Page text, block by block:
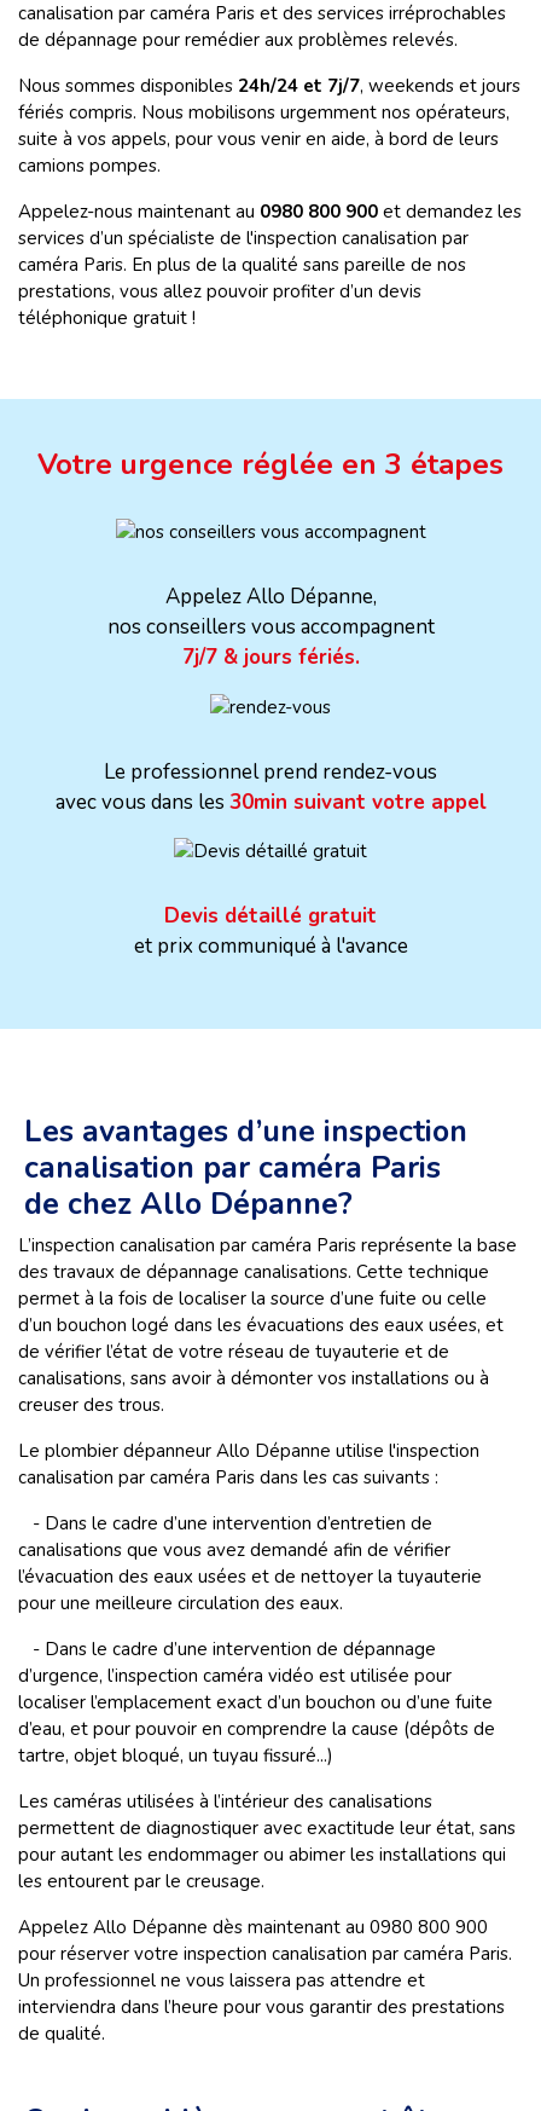
canalisation par caméra Paris et des services irréprochables
de dépannage pour remédier aux problèmes relevés.
Nous sommes disponibles 24h/24 et 7j/7, weekends et jours
fériés compris. Nous mobilisons urgemment nos opérateurs,
suite à vos appels, pour vous venir en aide, à bord de leurs
camions pompes.
Appelez-nous maintenant au 0980 800 900 et demandez les
services d’un spécialiste de l'inspection canalisation par
caméra Paris. En plus de la qualité sans pareille de nos
prestations, vous allez pouvoir profiter d’un devis
téléphonique gratuit !
Votre urgence réglée en 3 étapes
Appelez Allo Dépanne,
nos conseillers vous accompagnent
7j/7 & jours fériés.
Le professionnel prend rendez-vous
avec vous dans les 30min suivant votre appel
Devis détaillé gratuit
et prix communiqué à l'avance
Les avantages d’une inspection
canalisation par caméra Paris
de chez Allo Dépanne?
L’inspection canalisation par caméra Paris représente la base
des travaux de dépannage canalisations. Cette technique
permet à la fois de localiser la source d’une fuite ou celle
d’un bouchon logé dans les évacuations des eaux usées, et
de vérifier l’état de votre réseau de tuyauterie et de
canalisations, sans avoir à démonter vos installations ou à
creuser des trous.
Le plombier dépanneur Allo Dépanne utilise l'inspection
canalisation par caméra Paris dans les cas suivants :
- Dans le cadre d’une intervention d’entretien de
canalisations que vous avez demandé afin de vérifier
l’évacuation des eaux usées et de nettoyer la tuyauterie
pour une meilleure circulation des eaux.
- Dans le cadre d’une intervention de dépannage
d’urgence, l’inspection caméra vidéo est utilisée pour
localiser l’emplacement exact d’un bouchon ou d’une fuite
d’eau, et pour pouvoir en comprendre la cause (dépôts de
tartre, objet bloqué, un tuyau fissuré...)
Les caméras utilisées à l’intérieur des canalisations
permettent de diagnostiquer avec exactitude leur état, sans
pour autant les endommager ou abimer les installations qui
les entourent par le creusage.
Appelez Allo Dépanne dès maintenant au 0980 800 900
pour réserver votre inspection canalisation par caméra Paris.
Un professionnel ne vous laissera pas attendre et
interviendra dans l’heure pour vous garantir des prestations
de qualité.